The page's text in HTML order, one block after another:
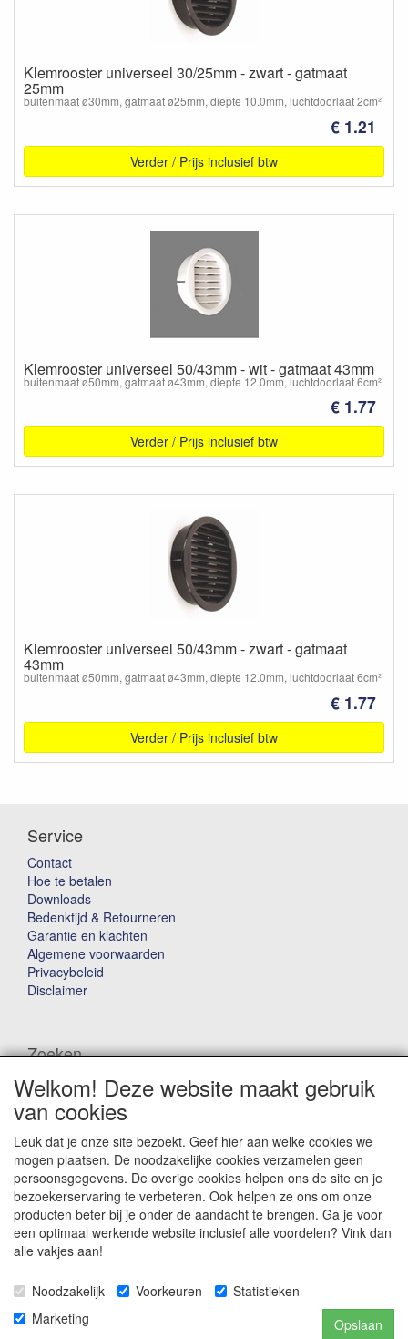
Klemrooster universeel 30/25mm - zwart - gatmaat
25mm
buitenmaat ø30mm, gatmaat ø25mm, diepte 10.0mm, luchtdoorlaat 2cm²
€ 1.21
Verder / Prijs inclusief btw
Klemrooster universeel 50/43mm - wit - gatmaat 43mm
buitenmaat ø50mm, gatmaat ø43mm, diepte 12.0mm, luchtdoorlaat 6cm²
€ 1.77
Verder / Prijs inclusief btw
Klemrooster universeel 50/43mm - zwart - gatmaat
43mm
buitenmaat ø50mm, gatmaat ø43mm, diepte 12.0mm, luchtdoorlaat 6cm²
€ 1.77
Verder / Prijs inclusief btw
Service
Contact
Hoe te betalen
Downloads
Bedenktijd & Retourneren
Garantie en klachten
Algemene voorwaarden
Privacybeleid
Disclaimer
Zoeken
Waar ben je naar op zoek?
Winkelwagen
Uw winkelwagen is leeg
Welkom! Deze website maakt gebruik
van cookies
Leuk dat je onze site bezoekt. Geef hier aan welke cookies we
mogen plaatsen. De noodzakelijke cookies verzamelen geen
persoonsgegevens. De overige cookies helpen ons de site en je
bezoekerservaring te verbeteren. Ook helpen ze ons om onze
producten beter bij je onder de aandacht te brengen. Ga je voor
een optimaal werkende website inclusief alle voordelen? Vink dan
alle vakjes aan!
Noodzakelijk Voorkeuren
Statistieken
Marketing
Opslaan